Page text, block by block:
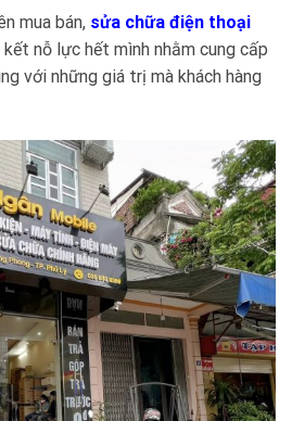
mua bán, sửa chữa điện thoại
kết nỗ lực hết mình nhằm cung cấp
với những giá trị mà khách hàng